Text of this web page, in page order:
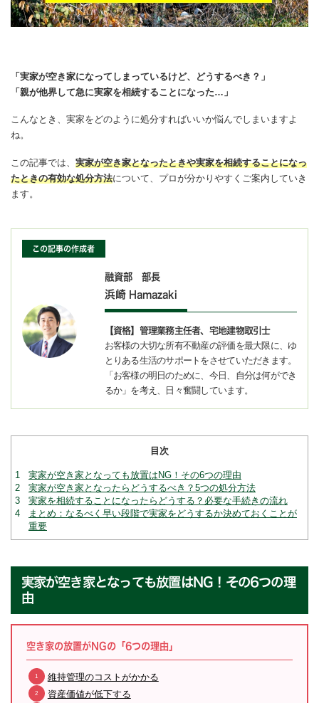
「実家が空き家になってしまっているけど、どうするべき？」
「親が他界して急に実家を相続することになった…」
こんなとき、実家をどのように処分すればいいか悩んでしまいますよ
ね。
この記事では、 実家が空き家となったときや実家を相続することになっ
たときの有効な処分方法について、プロが分かりやすくご案内していき
ます。
この記事の作成者
融資部 部長
浜崎Hamazaki
【資格】管理業務主任者、宅地建物取引士
お客様の大切な所有不動産の評価を最大限に、ゆ
とりある生活のサポートをさせていただきます。
「お客様の明日のために、今日、自分は何ができ
るか」を考え、日々奮闘しています。
目次
1
実家が空き家となっても放置はNG！その6つの理由
2
実家が空き家となったらどうするべき？5つの処分方法
3
実家を相続することになったらどうする？必要な手続きの流れ
4
まとめ：なるべく早い段階で実家をどうするか決めておくことが
重要
実家が空き家となっても放置はNG！その6つの理
由
空き家の放置がNGの「6つの理由」
維持管理のコストがかかる
資産価値が低下する